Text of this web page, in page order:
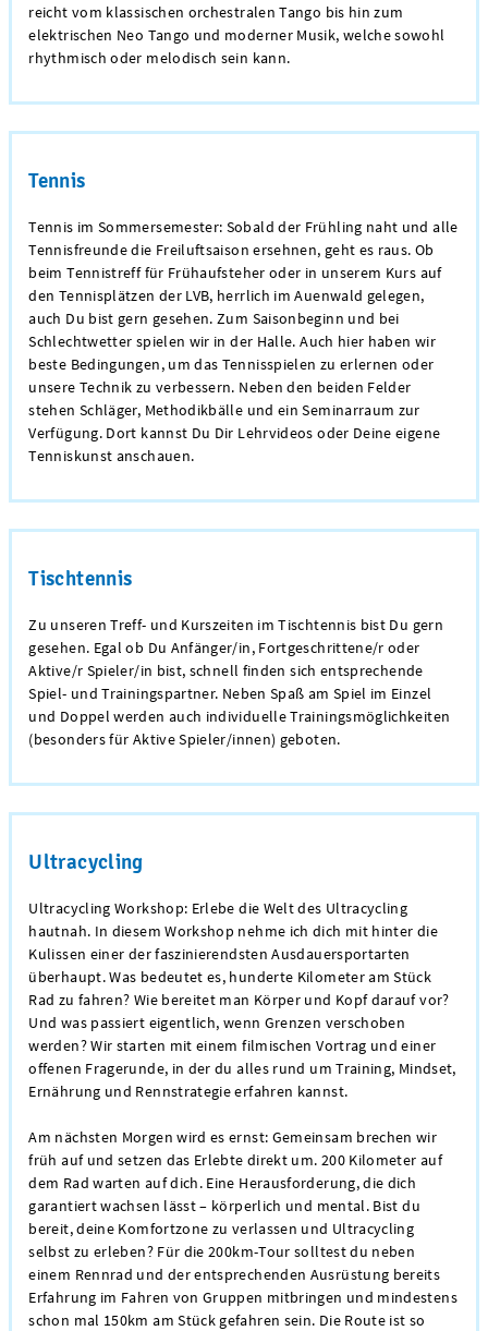
reicht vom klassischen orchestralen Tango bis hin zum
elektrischen Neo Tango und moderner Musik, welche sowohl
rhythmisch oder melodisch sein kann.
Tennis
Tennis im Sommersemester: Sobald der Frühling naht und alle
Tennisfreunde die Freiluftsaison ersehnen, geht es raus. Ob
beim Tennistreff für Frühaufsteher oder in unserem Kurs auf
den Tennisplätzen der LVB, herrlich im Auenwald gelegen,
auch Du bist gern gesehen. Zum Saisonbeginn und bei
Schlechtwetter spielen wir in der Halle. Auch hier haben wir
beste Bedingungen, um das Tennisspielen zu erlernen oder
unsere Technik zu verbessern. Neben den beiden Felder
stehen Schläger, Methodikbälle und ein Seminarraum zur
Verfügung. Dort kannst Du Dir Lehrvideos oder Deine eigene
Tenniskunst anschauen.
Tischtennis
Zu unseren Treff- und Kurszeiten im Tischtennis bist Du gern
gesehen. Egal ob Du Anfänger/in, Fortgeschrittene/r oder
Aktive/r Spieler/in bist, schnell finden sich entsprechende
Spiel- und Trainingspartner. Neben Spaß am Spiel im Einzel
und Doppel werden auch individuelle Trainingsmöglichkeiten
(besonders für Aktive Spieler/innen) geboten.
Ultracycling
Ultracycling Workshop: Erlebe die Welt des Ultracycling
hautnah. In diesem Workshop nehme ich dich mit hinter die
Kulissen einer der faszinierendsten Ausdauersportarten
überhaupt. Was bedeutet es, hunderte Kilometer am Stück
Rad zu fahren? Wie bereitet man Körper und Kopf darauf vor?
Und was passiert eigentlich, wenn Grenzen verschoben
werden? Wir starten mit einem filmischen Vortrag und einer
offenen Fragerunde, in der du alles rund um Training, Mindset,
Ernährung und Rennstrategie erfahren kannst.
Am nächsten Morgen wird es ernst: Gemeinsam brechen wir
früh auf und setzen das Erlebte direkt um. 200 Kilometer auf
dem Rad warten auf dich. Eine Herausforderung, die dich
garantiert wachsen lässt – körperlich und mental. Bist du
bereit, deine Komfortzone zu verlassen und Ultracycling
selbst zu erleben? Für die 200km-Tour solltest du neben
einem Rennrad und der entsprechenden Ausrüstung bereits
Erfahrung im Fahren von Gruppen mitbringen und mindestens
schon mal 150km am Stück gefahren sein. Die Route ist so